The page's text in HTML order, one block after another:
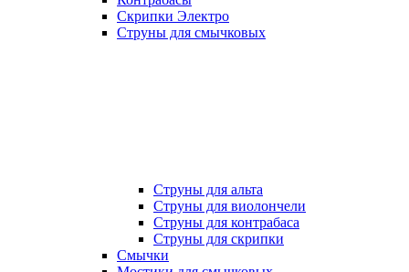
Скрипки Электро
Струны для смычковых
Струны для альта
Струны для виолончели
Струны для контрабаса
Струны для скрипки
Смычки